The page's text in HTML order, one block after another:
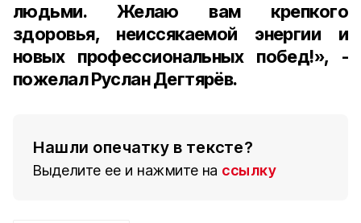
людьми. Желаю вам крепкого
здоровья, неиссякаемой энергии и
новых профессиональных побед!», -
пожелал Руслан Дегтярёв.
Нашли опечатку в тексте?
Выделите ее и нажмите на ссылку